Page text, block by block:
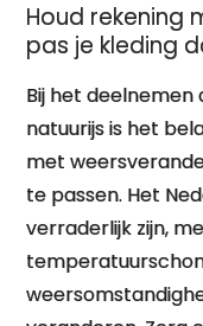
Houd rekening
pas je kleding
Bij het
natuurijs is het
met
te passen. Het
verraderlijk zijn,